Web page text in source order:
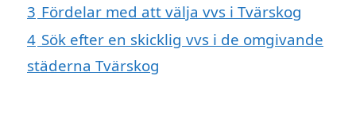
3 Fördelar med att välja vvs i Tvärskog
4 Sök efter en skicklig vvs i de omgivande
städerna Tvärskog